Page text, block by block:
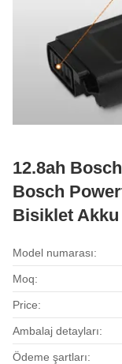
12.8ah
Bosch
Bisiklet
Model numarası:
Moq:
Price:
Ambalaj detayları:
Ödeme şartları: